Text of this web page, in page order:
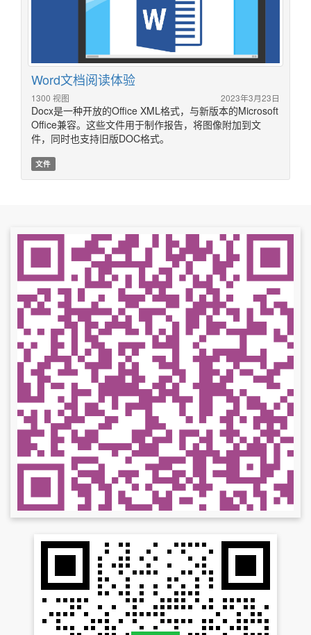
Word文档阅读体验
1300 视图 2023年3月23日
Docx是一种开放的Office XML格式，与新版本的Microsoft
Office兼容。这些文件用于制作报告，将图像附加到文
件，同时也支持旧版DOC格式。
文件